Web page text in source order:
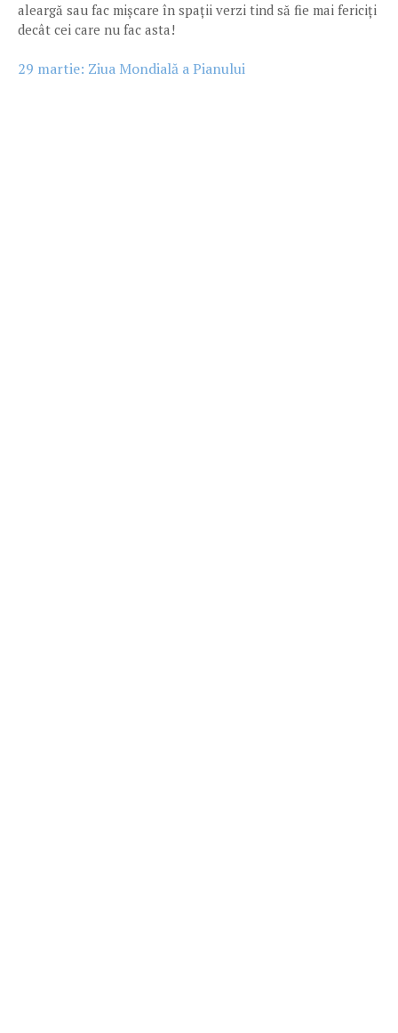
aleargă sau fac mișcare în spații verzi tind să fie mai fericiți
decât cei care nu fac asta!
29 martie: Ziua Mondială a Pianului